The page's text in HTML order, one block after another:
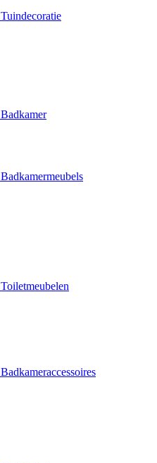
Tuindecoratie
Badkamer
Badkamermeubels
Toiletmeubelen
Badkameraccessoires